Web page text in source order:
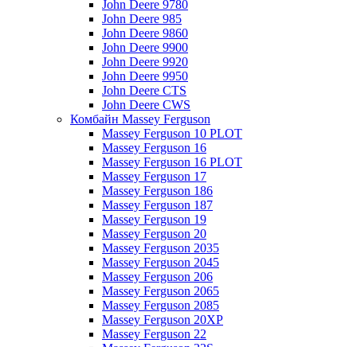
John Deere 9780
John Deere 985
John Deere 9860
John Deere 9900
John Deere 9920
John Deere 9950
John Deere CTS
John Deere CWS
Комбайн Massey Ferguson
Massey Ferguson 10 PLOT
Massey Ferguson 16
Massey Ferguson 16 PLOT
Massey Ferguson 17
Massey Ferguson 186
Massey Ferguson 187
Massey Ferguson 19
Massey Ferguson 20
Massey Ferguson 2035
Massey Ferguson 2045
Massey Ferguson 206
Massey Ferguson 2065
Massey Ferguson 2085
Massey Ferguson 20XP
Massey Ferguson 22